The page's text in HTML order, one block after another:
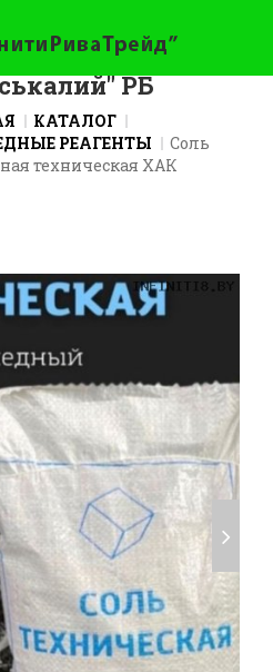
материал
ОАО
РБ
КАТАЛОГ
РЕАГЕНТЫ
Соль
техническая ХАК
Next